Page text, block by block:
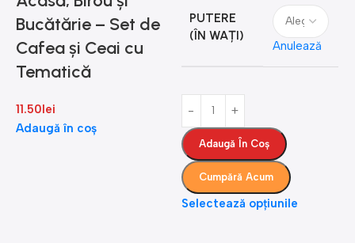
Bucătărie – Set de
Cafea și Ceai cu
Tematică
11.50lei
Adaugă în coș
PUTERE
(ÎN WAȚI)
Anulează
Adaugă În Coș
Cumpără Acum
Selectează opțiunile